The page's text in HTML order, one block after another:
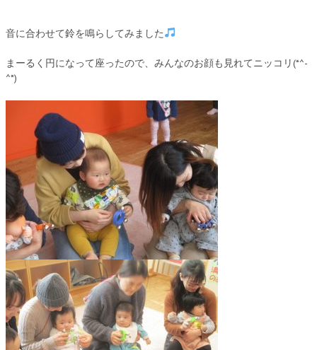
音に合わせて鈴を鳴らしてみました
まーるく円になって座ったので、みんなのお顔も見れてニッコリ(*^-
^*)